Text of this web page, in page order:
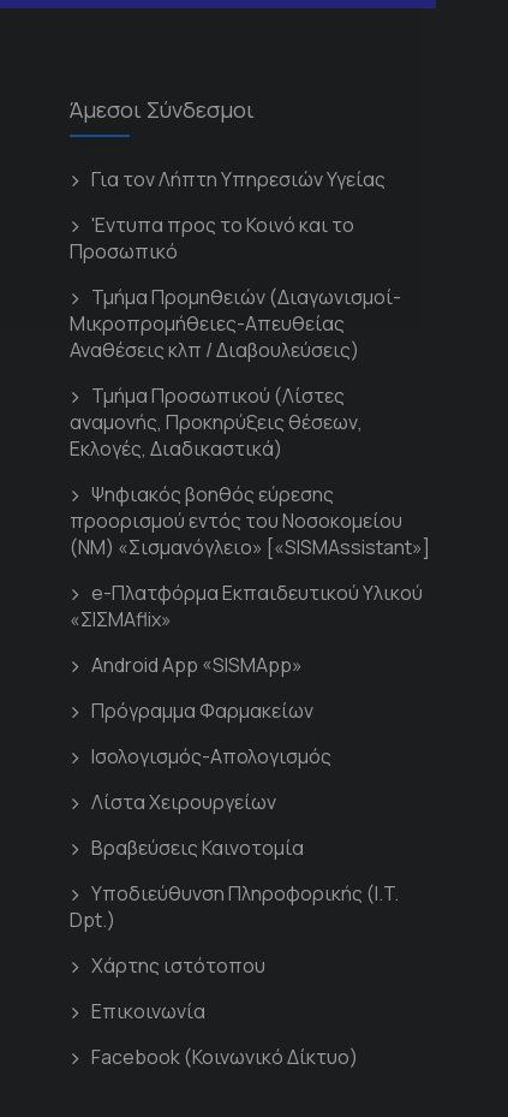
Άμεσοι Σύνδεσμοι
Για τον Λήπτη Υπηρεσιών Υγείας
'Εντυπα προς το Κοινό και το
Προσωπικό
Τμήμα Προμηθειών (Διαγωνισμοί-
Μικροπρομήθειες-Απευθείας
Αναθέσεις κλπ / Διαβουλεύσεις)
Τμήμα Προσωπικού (Λίστες
αναμονής, Προκηρύξεις θέσεων,
Εκλογές, Διαδικαστικά)
Ψηφιακός βοηθός εύρεσης
προορισμού εντός του Νοσοκομείου
(ΝΜ) «Σισμανόγλειο» [«SISMAssistant»]
e-Πλατφόρμα Εκπαιδευτικού Υλικού
«ΣΙΣΜΑflix»
Android App «SISMApp»
Πρόγραμμα Φαρμακείων
Ισολογισμός-Απολογισμός
Λίστα Χειρουργείων
Βραβεύσεις Καινοτομία
Υποδιεύθυνση Πληροφορικής (I.T.
Dpt.)
Χάρτης ιστότοπου
Επικοινωνία
Facebook (Κοινωνικό Δίκτυο)